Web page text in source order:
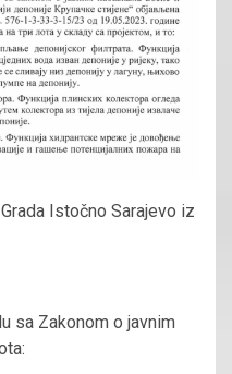
Istočno Sarajevo iz
sa Zakonom o javnim